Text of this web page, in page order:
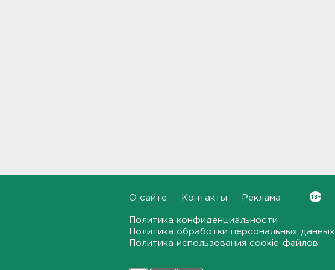
хотят объявить в розыск.
В Ленобласти выбрали
лучших экскурсоводов
О сайте Контакты Реклама
Политика конфиденциальности
Политика обработки персональных данных
Политика использования cookie-файлов